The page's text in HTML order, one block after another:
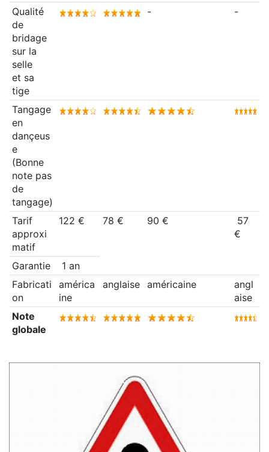
Qualité
de
bridage
sur la
selle
et sa
tige
- -
Tangage
en
dançeus
e
(Bonne
note pas
de
tangage)
Tarif
approxi
matif
122 € 78 € 90 €
57
€
Garantie
1 an
Fabricati
on
américa
ine
anglaise américaine
angl
aise
Note
globale